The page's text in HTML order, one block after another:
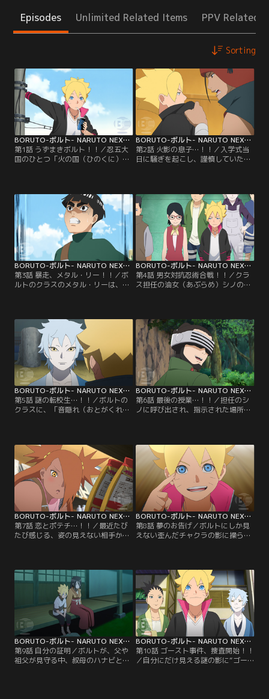
Episodes Unlimited Related Items PPV Related
Sorting
BORUTO-ボルト- NARUTO NEXT GENERATIONS 第001話
第1話 うずまきボルト！！／忍五大
国のひとつ「火の国（ひのくに）」
（ほかげ）・うずまきナルトを父に
持つ少年だ。ある日ボルトは、不良
たちに絡まれていた少年・雷門デン
キを助ける。力も気も弱いデンキ
は、不良たちばかりか自分の父親に
反発することもできないでいた…。
【提供：バンダイチャンネル】
BORUTO-ボルト- NARUTO NEXT GENERATIONS 第002話
第2話 火影の息子…！！／入学式当
日に騒ぎを起こし、謹慎していたボ
ルトがアカデミーに初登校した。だ
分を受けたボルトにクラスメイトの
目は冷たい。そんな中ボルトはクラ
スメイトのひとり、結乃（ゆいの）
イワベエにケンカを売られる。イワ
ベエは優れた戦闘センスを持ちなが
ら、素行の悪さが原因で…。【提
供：バンダイチャンネル】
BORUTO-ボルト- NARUTO NEXT GENERATIONS 第003話
第3話 暴走、メタル・リー！！／ボ
ルトのクラスのメタル・リーは、と
できなくなる。そんなメタルにある
日クラスメイトの奈良（なら）シカ
ダイが心無い一言を言ってしまう。
悪気はなかったシカダイだが、翌
日、怒ったメタルがシカダイに戦い
を仕掛け…。【提供：バンダイチャ
ンネル】
BORUTO-ボルト- NARUTO NEXT GENERATIONS 第004話
第4話 男女対抗忍術合戦！！／クラ
ス担任の油女（あぶらめ）シノの提
向かうボルトたち男子チームだが、
途中に仕掛けられたトラップや、う
ちはサラダ、秋道（あきみち）チョ
ウチョウを中心とした女子チームに
行く手を阻まれ大苦戦する…。【提
供：バンダイチャンネル】
BORUTO-ボルト- NARUTO NEXT GENERATIONS 第005話
第5話 謎の転校生…！！／ボルトの
クラスに、「音隠れ（おとがくれ）
しい問題をあっさり解いたりとただ
ならぬ才能を見せる。しかしミツキ
は何を考えているのかわからないと
ころがありボルトたちを困惑させて
ゆく。そんな中、校舎の修復工事を
していたひとりが急に…。【提供：
バンダイチャンネル】
BORUTO-ボルト- NARUTO NEXT GENERATIONS 第006話
第6話 最後の授業…！！／担任のシ
ノに呼び出され、指示された場所ま
んな三人に突然シノが襲い掛かる！
蟲（むし）を使った術を得意とする
油女一族のシノは、「奇壊蟲（きか
いちゅう）」を放ち容赦ない攻撃を
仕掛けてくる…。【提供：バンダイ
チャンネル】
BORUTO-ボルト- NARUTO NEXT GENERATIONS 第007話
第7話 恋とポテチ…！！／最近たび
たび感じる、姿の見えない相手から
人・隠蓑（かくれみの）マギレを捕
まえることに成功。だがマギレは、
実はチョウチョウのクラスの委員
長・筧（かけい）スミレのことが好
きでずっと彼女を見ていたのだっ
た…。【提供：バンダイチャンネ
ル】
BORUTO-ボルト- NARUTO NEXT GENERATIONS 第008話
第8話 夢のお告げ／ボルトにしか見
えない歪んだチャクラの影に操ら
ていた--。そんなある晩ボルトは、
謎の人物から不思議な瞳術（どうじ
ゅつ）を与えられる夢を見る。それ
により、母・ヒナタの家系、日向
（ひゅうが）一族特有の能力であ
る…。【提供：バンダイチャンネ
ル】
BORUTO-ボルト- NARUTO NEXT GENERATIONS 第009話
第9話 自分の証明／ボルトが、父や
祖父が見守る中、叔母のハナビと手
BORUTO-ボルト- NARUTO NEXT GENERATIONS 第010話
第10話 ゴースト事件、捜査開始！！
／自分にだけ見える謎の影に“ゴー